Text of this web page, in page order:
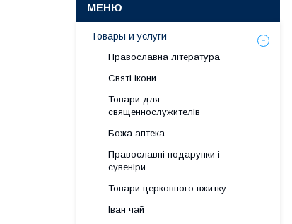
Товары и услуги
Православна література
Святі ікони
Товари для
священнослужителів
Божа аптека
Православні подарунки і
сувеніри
Товари церковного вжитку
Іван чай